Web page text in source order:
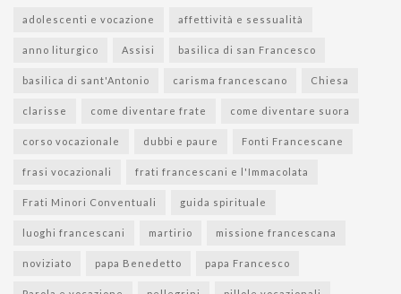
adolescenti e vocazione affettività e sessualità
anno liturgico Assisi basilica di san Francesco
basilica di sant'Antonio carisma francescano Chiesa
clarisse come diventare frate come diventare suora
corso vocazionale dubbi e paure Fonti Francescane
frasi vocazionali frati francescani e l'Immacolata
Frati Minori Conventuali guida spirituale
luoghi francescani martirio missione francescana
noviziato papa Benedetto papa Francesco